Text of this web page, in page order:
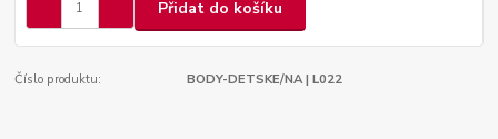
Přidat do košíku
Číslo produktu: BODY-DETSKE/NA | L022